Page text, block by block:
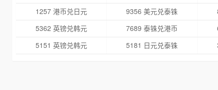
1257 港币兑日元
9356 美元兑泰铢
5362 英镑兑韩元
7689 泰铢兑港币
5151 英镑兑韩元
5181 日元兑泰铢